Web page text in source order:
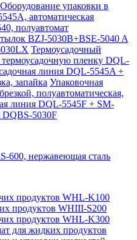
Оборудование упаковки в
автоматическая
полуавтомат
BZJ-5030B+BSE-5040 A
Термоусадочный
пленку DQL-
линия DQL-5545A +
запайка Упаковочная
полуавтоматическая,
линия DQL-5545F + SM-
DQBS-5030F
600, нержавеющая сталь
продуктов WHL-K100
продуктов WHIII-S200
продуктов WHL-K300
для жидких продуктов